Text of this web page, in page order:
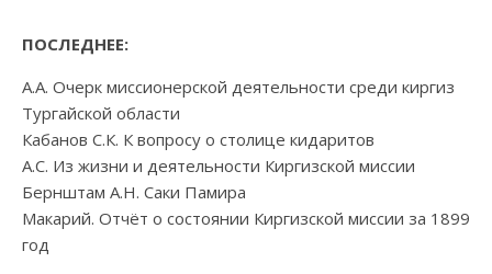
ПОСЛЕДНЕЕ:
А.А. Очерк миссионерской деятельности среди киргиз
Тургайской области
Кабанов С.К. К вопросу о столице кидаритов
А.С. Из жизни и деятельности Киргизской миссии
Бернштам А.Н. Саки Памира
Макарий. Отчёт о состоянии Киргизской миссии за 1899
год